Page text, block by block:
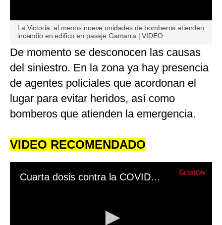
seconds
0
seconds
La Victoria: al menos nueve unidades de bomberos atienden
incendio en edifico en pasaje Gamarra | VIDEO
De momento se desconocen las causas
del siniestro. En la zona ya hay presencia
de agentes policiales que acordonan el
lugar para evitar heridos, así como
bomberos que atienden la emergencia.
VIDEO RECOMENDADO
Cuarta dosis contra la COVID-19: ¿Cuáles son los requisitos y a quiénes les corresponde?